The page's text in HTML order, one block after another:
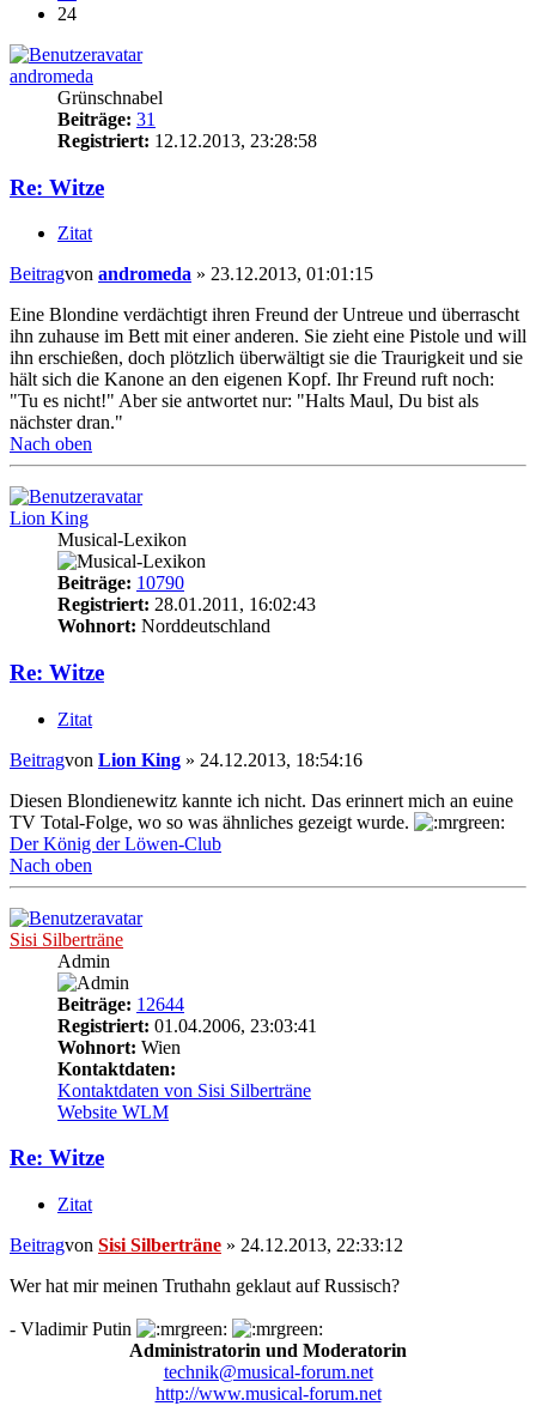
24
andromeda
Grünschnabel
Beiträge: 31
Registriert: 12.12.2013, 23:28:58
Re: Witze
Zitat
Beitragvon andromeda » 23.12.2013, 01:01:15
Eine Blondine verdächtigt ihren Freund der Untreue und überrascht
ihn zuhause im Bett mit einer anderen. Sie zieht eine Pistole und will
ihn erschießen, doch plötzlich überwältigt sie die Traurigkeit und sie
hält sich die Kanone an den eigenen Kopf. Ihr Freund ruft noch:
"Tu es nicht!" Aber sie antwortet nur: "Halts Maul, Du bist als
nächster dran."
Nach oben
Lion King
Musical-Lexikon
Beiträge: 10790
Registriert: 28.01.2011, 16:02:43
Wohnort: Norddeutschland
Re: Witze
Zitat
Beitragvon Lion King » 24.12.2013, 18:54:16
Diesen Blondienewitz kannte ich nicht. Das erinnert mich an euine
TV Total-Folge, wo so was ähnliches gezeigt wurde.
Der König der Löwen-Club
Nach oben
Sisi Silberträne
Admin
Beiträge: 12644
Registriert: 01.04.2006, 23:03:41
Wohnort: Wien
Kontaktdaten:
Kontaktdaten von Sisi Silberträne
Website WLM
Re: Witze
Zitat
Beitragvon Sisi Silberträne » 24.12.2013, 22:33:12
Wer hat mir meinen Truthahn geklaut auf Russisch?
- Vladimir Putin
Administratorin und Moderatorin
technik@musical-forum.net
http://www.musical-forum.net